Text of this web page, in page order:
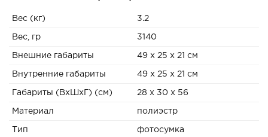
Вес (кг) 3.2
Вес, гр 3140
Внешние габариты 49 x 25 x 21 см
Внутренние габариты 49 x 25 x 21 см
Габариты (ВxШxГ) (см) 28 x 30 x 56
Материал полиэстр
Тип фотосумка